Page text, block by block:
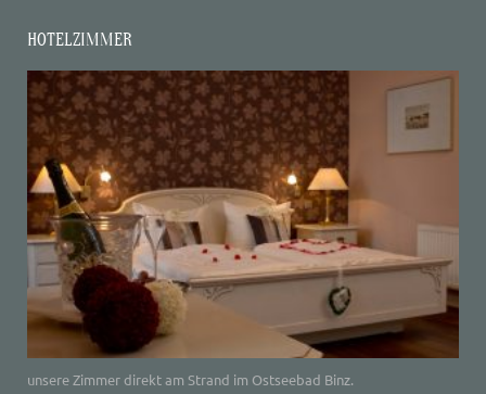
HOTELZIMMER
unsere Zimmer direkt am Strand im Ostseebad Binz.